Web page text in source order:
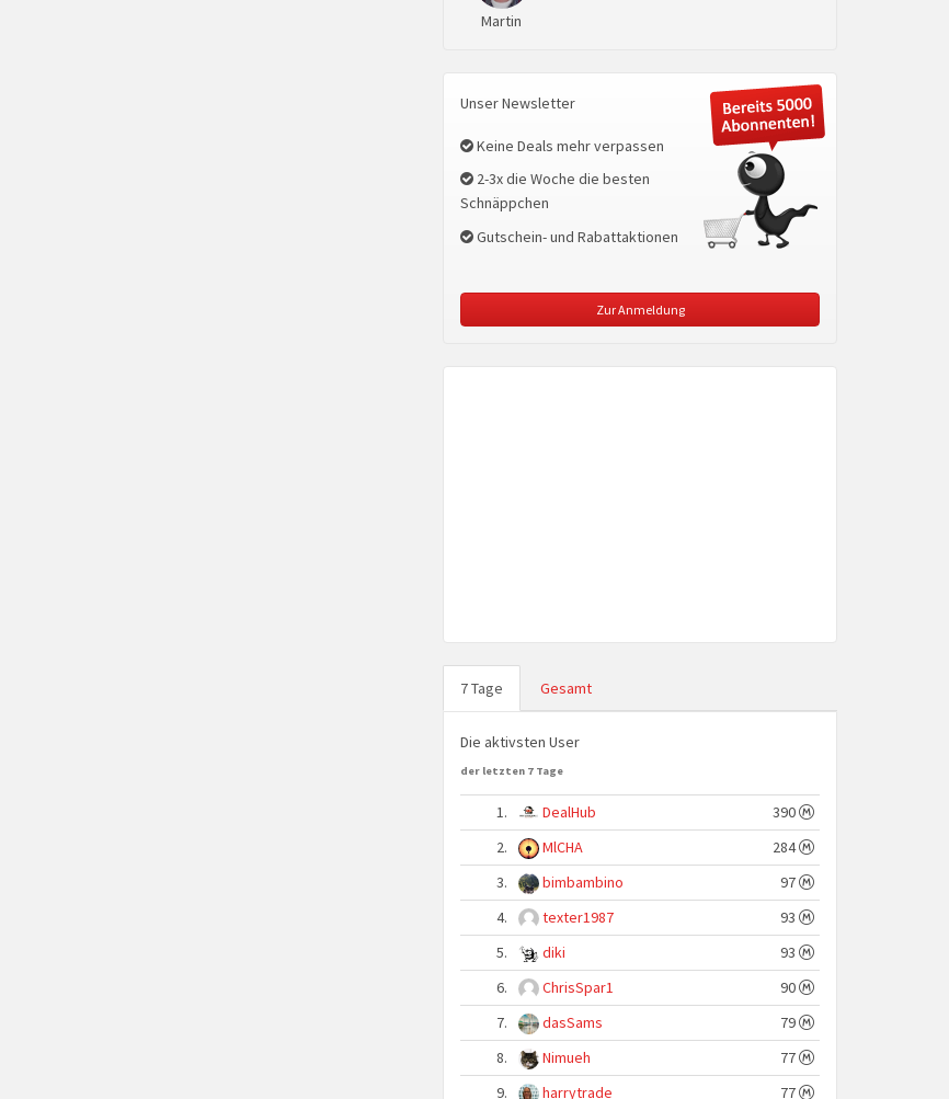
Martin
Unser Newsletter
Keine Deals mehr verpassen
2-3x die Woche die besten
Schnäppchen
Gutschein- und Rabattaktionen
Zur Anmeldung
7 Tage Gesamt
Die aktivsten User
der letzten 7 Tage
1. DealHub
390
2.
MlCHA
284
3.
bimbambino
97
4.
texter1987
93
5.
diki
93
6.
ChrisSpar1
90
7.
dasSams
79
8.
Nimueh
77
9.
harrytrade 77